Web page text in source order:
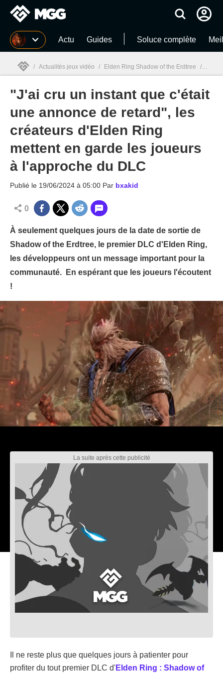
MGG Actu Guides Soluce complète
MGG
/ Actualités jeux vidéo / Elden Ring Shadow of the Erdtree / "J'ai
"J'ai cru un instant que c'était
une annonce de retard", les
créateurs d'Elden Ring
mettent en garde les joueurs
à l'approche du DLC
Publié le 19/06/2024 à 05:00 Par bxakid
0
À seulement quelques jours de la date de sortie de
Shadow of the Erdtree, le premier DLC d'Elden Ring,
les développeurs ont un message important pour la
communauté. En espérant que les joueurs l'écoutent
!
Il ne reste plus que quelques jours à patienter pour
profiter du tout premier DLC d'Elden Ring : Shadow of